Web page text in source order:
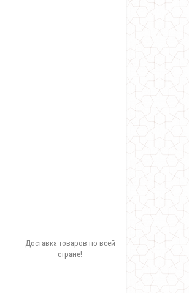
Доставка товаров по всей
стране!